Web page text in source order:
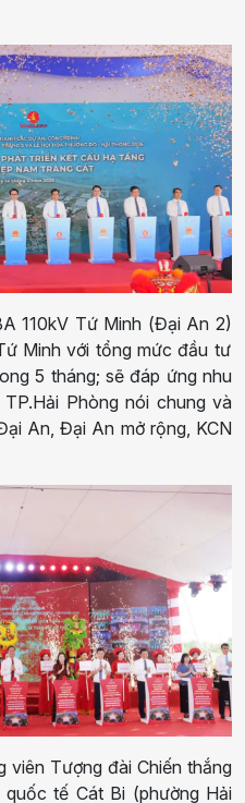
110kV Tứ Minh (Đại An 2)
Minh với tổng mức đầu tư
5 tháng; sẽ đáp ứng nhu
TP.Hải Phòng nói chung và
An, Đại An mở rộng, KCN
Tượng đài Chiến thắng
quốc tế Cát Bi (phường Hải